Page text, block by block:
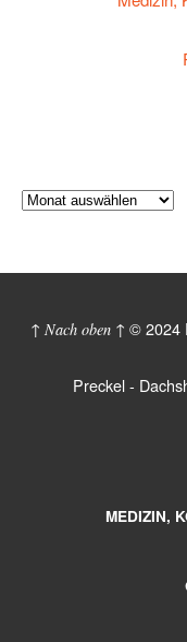
↑ Nach oben ↑ © 2024
Preckel -
MEDIZIN,